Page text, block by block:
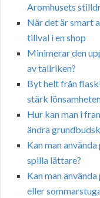
Aromhusets
När det är smart
tillval i en shop
Minimerar den
av tallriken?
Byt helt från
stärk
Hur kan man i
ändra
Kan man
spilla lättare?
Kan man
eller